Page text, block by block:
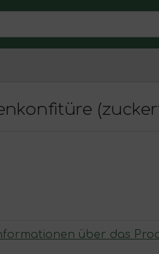
über das